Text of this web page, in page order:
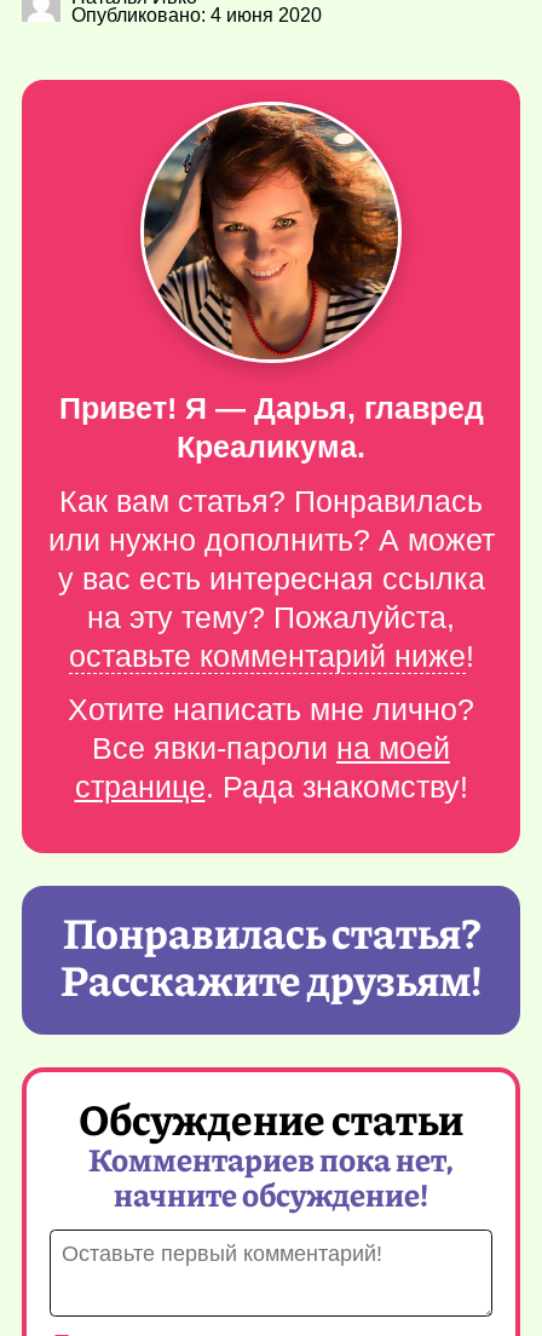
Опубликовано: 4 июня 2020
Привет! Я — Дарья, главред
Креаликума.
Как вам статья? Понравилась
или нужно дополнить? А может
у вас есть интересная ссылка
на эту тему? Пожалуйста,
оставьте комментарий ниже!
Хотите написать мне лично?
Все явки-пароли на моей
странице. Рада знакомству!
Понравилась статья?
Расскажите друзьям!
Обсуждение статьи
Комментариев пока нет,
начните обсуждение!